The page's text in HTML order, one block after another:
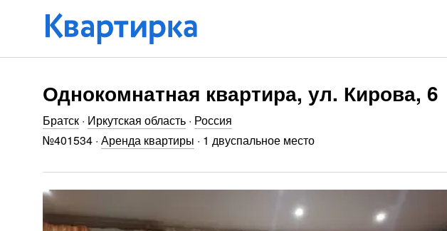
Однокомнатная квартира, ул. Кирова, 6
Братск · Иркутская область · Россия
№401534 · Аренда квартиры · 1 двуспальное место